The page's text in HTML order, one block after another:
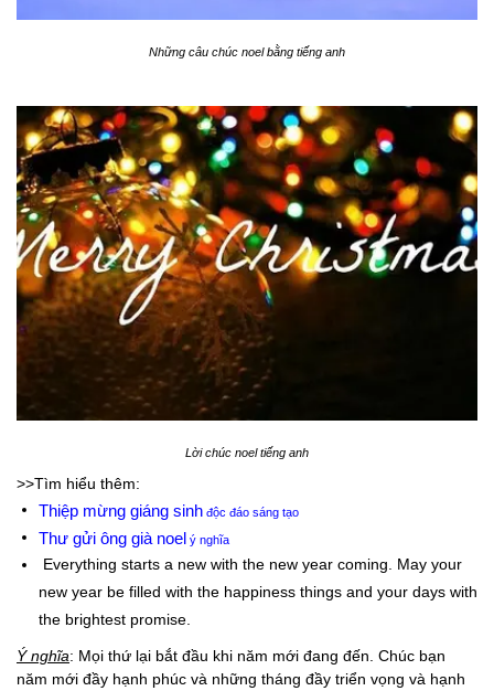
Những câu chúc noel bằng tiếng anh
Lời chúc noel tiếng anh
>>Tìm hiểu thêm:
Thiệp mừng giáng sinh độc đáo sáng tạo
Thư gửi ông già noel ý nghĩa
Everything starts a new with the new year coming. May your
new year be filled with the happiness things and your days with
the brightest promise.
Ý nghĩa: Mọi thứ lại bắt đầu khi năm mới đang đến. Chúc bạn
năm mới đầy hạnh phúc và những tháng đầy triển vọng và hạnh